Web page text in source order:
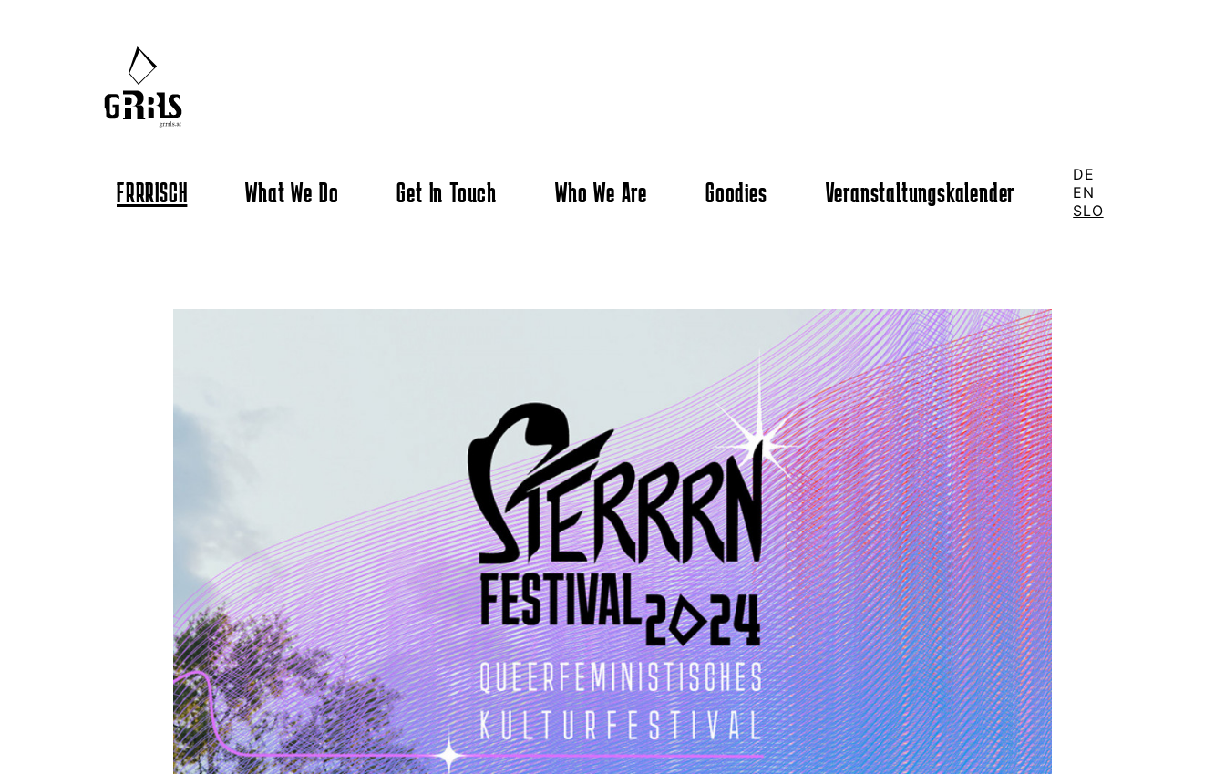
FRRRISCH What We Do Get In Touch Who We Are Goodies Veranstaltungskalender
DE
EN
SLO